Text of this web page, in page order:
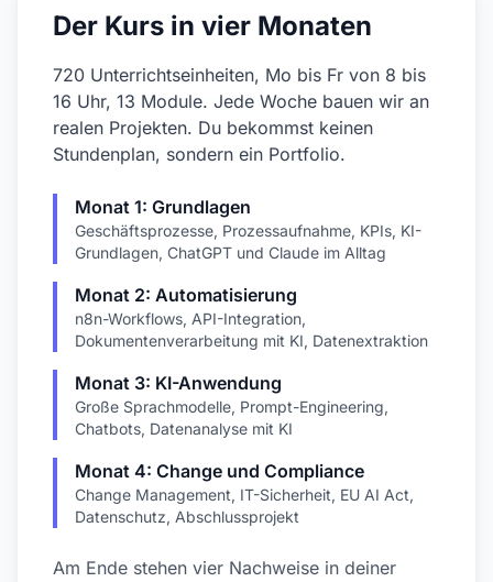
Der Kurs in vier Monaten
720 Unterrichtseinheiten, Mo bis Fr von 8 bis
16 Uhr, 13 Module. Jede Woche bauen wir an
realen Projekten. Du bekommst keinen
Stundenplan, sondern ein Portfolio.
Monat 1: Grundlagen
Geschäftsprozesse, Prozessaufnahme, KPIs, KI-
Grundlagen, ChatGPT und Claude im Alltag
Monat 2: Automatisierung
n8n-Workflows, API-Integration,
Dokumentenverarbeitung mit KI, Datenextraktion
Monat 3: KI-Anwendung
Große Sprachmodelle, Prompt-Engineering,
Chatbots, Datenanalyse mit KI
Monat 4: Change und Compliance
Change Management, IT-Sicherheit, EU AI Act,
Datenschutz, Abschlussprojekt
Am Ende stehen vier Nachweise in deiner